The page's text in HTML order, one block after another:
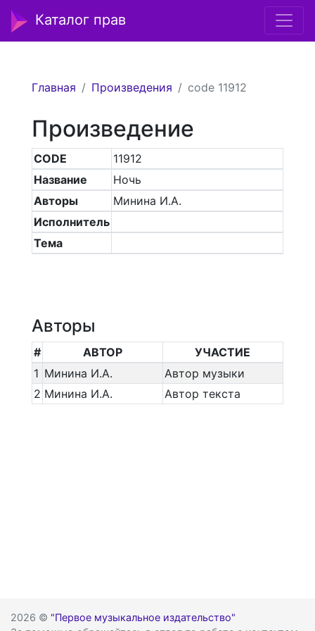
Каталог прав
Главная Произведения code 11912
Произведение
CODE
11912
Название
Ночь
Авторы
Минина И.А.
Исполнитель
Тема
Авторы
# АВТОР
УЧАСТИЕ
1 Минина И.А.
Автор музыки
2 Минина И.А. Автор текста
2026 © "Первое музыкальное издательство"